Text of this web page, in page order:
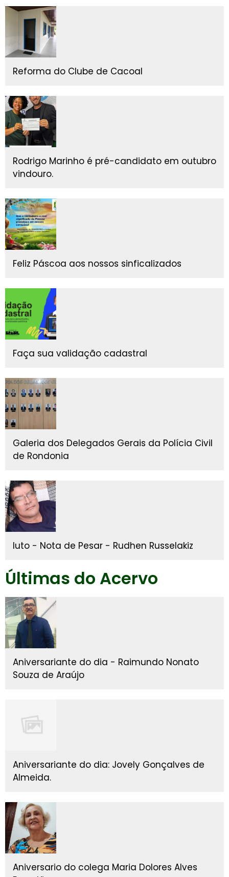
Reforma do Clube de Cacoal
Rodrigo Marinho é pré-candidato em outubro
vindouro.
Feliz Páscoa aos nossos sinficalizados
Faça sua validação cadastral
Galeria dos Delegados Gerais da Polícia Civil
de Rondonia
luto - Nota de Pesar - Rudhen Russelakiz
Últimas do Acervo
Aniversariante do dia - Raimundo Nonato
Souza de Araújo
Aniversariante do dia: Jovely Gonçalves de
Almeida.
Aniversario do colega Maria Dolores Alves